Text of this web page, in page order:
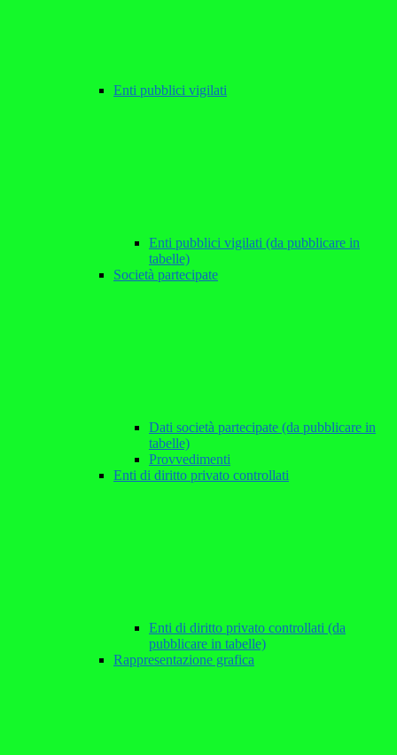
Enti pubblici vigilati
Enti pubblici vigilati (da pubblicare in
tabelle)
Società partecipate
Dati società partecipate (da pubblicare in
tabelle)
Provvedimenti
Enti di diritto privato controllati
Enti di diritto privato controllati (da
pubblicare in tabelle)
Rappresentazione grafica